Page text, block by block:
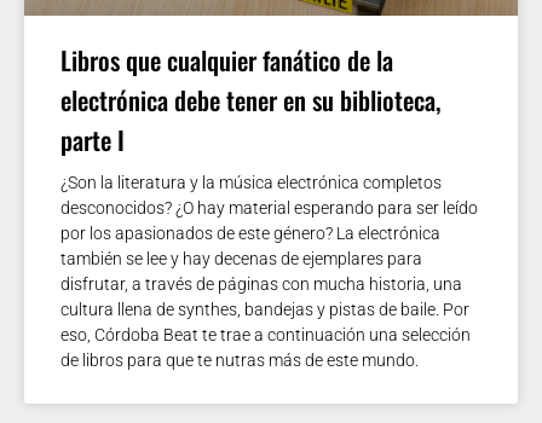
Libros que cualquier fanático de la
electrónica debe tener en su biblioteca,
parte I
¿Son la literatura y la música electrónica completos
desconocidos? ¿O hay material esperando para ser leído
por los apasionados de este género? La electrónica
también se lee y hay decenas de ejemplares para
disfrutar, a través de páginas con mucha historia, una
cultura llena de synthes, bandejas y pistas de baile. Por
eso, Córdoba Beat te trae a continuación una selección
de libros para que te nutras más de este mundo.